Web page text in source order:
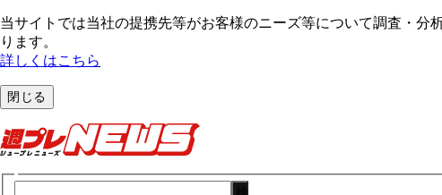
当サイトでは当社の提携先等がお客様のニーズ等について調査・分
ります。
詳しくはこちら
閉じる